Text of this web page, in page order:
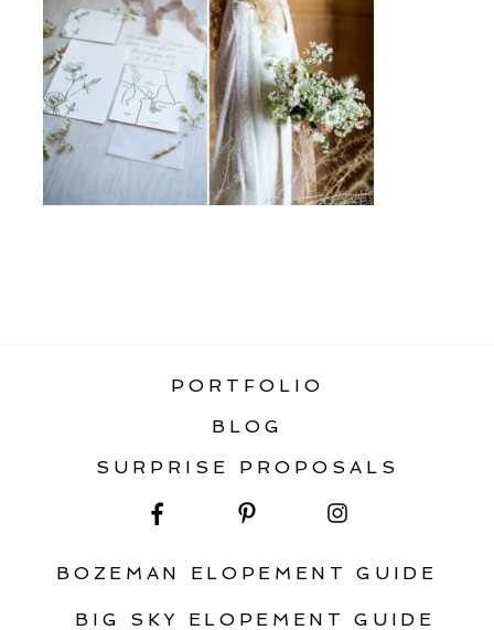
PORTFOLIO
BLOG
SURPRISE PROPOSALS
BOZEMAN ELOPEMENT GUIDE
BIG SKY ELOPEMENT GUIDE